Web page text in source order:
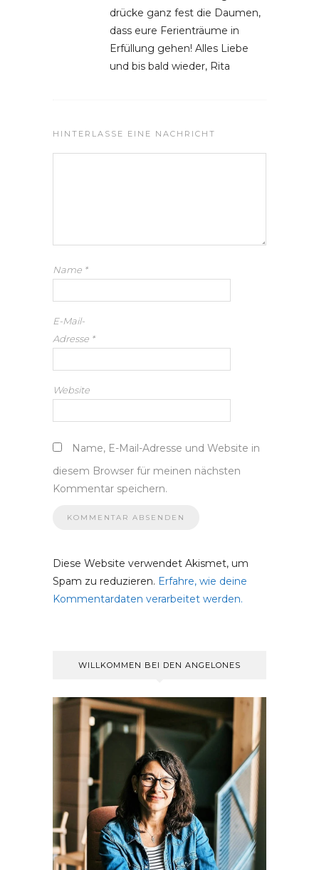
drücke ganz fest die Daumen,
dass eure Ferienträume in
Erfüllung gehen! Alles Liebe
und bis bald wieder, Rita
HINTERLASSE EINE NACHRICHT
Name *
E-Mail-
Adresse *
Website
Name, E-Mail-Adresse und Website in
diesem Browser für meinen nächsten
Kommentar speichern.
Diese Website verwendet Akismet, um
Spam zu reduzieren. Erfahre, wie deine
Kommentardaten verarbeitet werden.
WILLKOMMEN BEI DEN ANGELONES